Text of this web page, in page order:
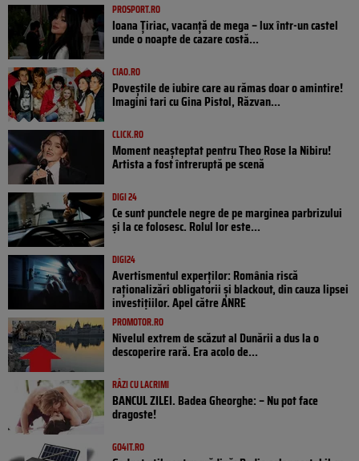
PROSPORT.RO
Ioana Țiriac, vacanță de mega – lux într-un castel
unde o noapte de cazare costă...
CIAO.RO
Poveştile de iubire care au rămas doar o amintire!
Imagini tari cu Gina Pistol, Răzvan...
CLICK.RO
Moment neașteptat pentru Theo Rose la Nibiru!
Artista a fost întreruptă pe scenă
DIGI 24
Ce sunt punctele negre de pe marginea parbrizului
și la ce folosesc. Rolul lor este...
DIGI24
Avertismentul experților: România riscă
raționalizări obligatorii și blackout, din cauza lipsei
investițiilor. Apel către ANRE
PROMOTOR.RO
Nivelul extrem de scăzut al Dunării a dus la o
descoperire rară. Era acolo de...
RÂZI CU LACRIMI
BANCUL ZILEI. Badea Gheorghe: – Nu pot face
dragoste!
GO4IT.RO